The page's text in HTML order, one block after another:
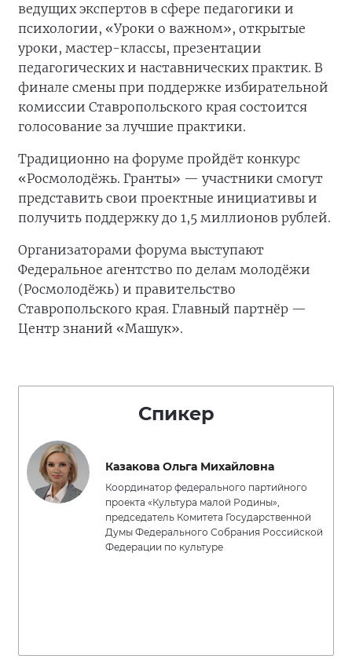
ведущих экспертов в сфере педагогики и
психологии, «Уроки о важном», открытые
уроки, мастер-классы, презентации
педагогических и наставнических практик. В
финале смены при поддержке избирательной
комиссии Ставропольского края состоится
голосование за лучшие практики.
Традиционно на форуме пройдёт конкурс
«Росмолодёжь. Гранты» — участники смогут
представить свои проектные инициативы и
получить поддержку до 1,5 миллионов рублей.
Организаторами форума выступают
Федеральное агентство по делам молодёжи
(Росмолодёжь) и правительство
Ставропольского края. Главный партнёр —
Центр знаний «Машук».
Спикер
Казакова Ольга Михайловна
Координатор федерального партийного
проекта «Культура малой Родины»,
председатель Комитета Государственной
Думы Федерального Собрания Российской
Федерации по культуре